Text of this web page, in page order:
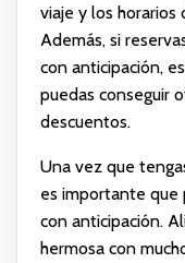
viaje y los horarios
Además, si
con anticipación,
puedas conseguir
descuentos.
Una vez que
es importante que
con anticipación.
hermosa con